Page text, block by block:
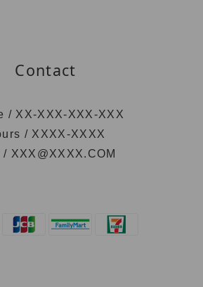
Contact
/ XX-XXX-XXX-XXX
/ XXXX-XXXX
/ XXX@XXXX.COM